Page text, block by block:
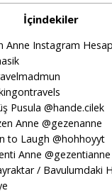
İçindekiler
Anne Instagram
Pusula @hande.cilek
Anne @gezenanne
to Laugh @hohhoyyt
Anne @gezentianne
/ Bavulumdaki